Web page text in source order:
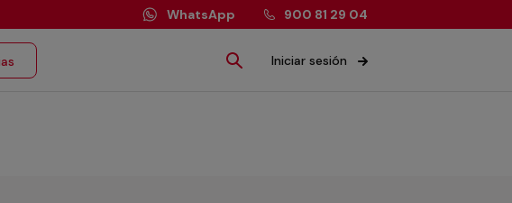
WhatsApp 900 81 29 04
Iniciar sesión